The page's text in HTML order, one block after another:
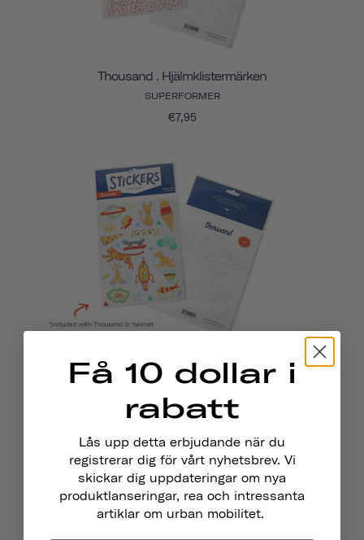
Thousand . Hjälmklistermärken
SUPERFORMER
€7,95
Thousand . Hjälmklistermärken
THOUSAND .
€7,95
Få 10 dollar i
rabatt
Lås upp detta erbjudande när du
registrerar dig för vårt nyhetsbrev. Vi
skickar dig uppdateringar om nya
produktlanseringar, rea och intressanta
artiklar om urban mobilitet.